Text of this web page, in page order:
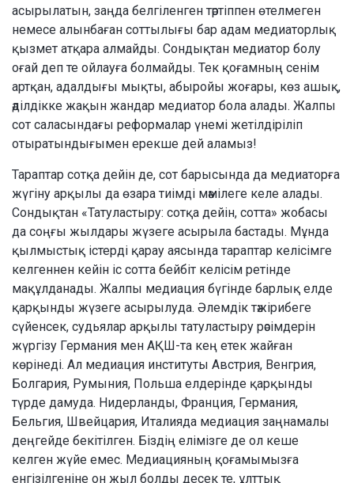
асырылатын, заңда белгіленген тәртіппен өтелмеген
немесе алынбаған соттылығы бар адам медиаторлық
қызмет атқара алмайды. Сондықтан медиатор болу
оғай деп те ойлауға болмайды. Тек қоғамның сенім
артқан, адалдығы мықты, абыройы жоғары, көз ашық,
әділдікке жақын жандар медиатор бола алады. Жалпы
сот саласындағы реформалар үнемі жетілдіріліп
отыратындығымен ерекше дей аламыз!
Тараптар сотқа дейін де, сот барысында да медиаторға
жүгіну арқылы да өзара тиімді мәмілеге келе алады.
Сондықтан «Татуластыру: сотқа дейін, сотта» жобасы
да соңғы жылдары жүзеге асырыла бастады. Мұнда
қылмыстық істерді қарау аясында тараптар келісімге
келгеннен кейін іс сотта бейбіт келісім ретінде
мақұлданады. Жалпы медиация бүгінде барлық елде
қарқынды жүзеге асырылуда. Әлемдік тәжірибеге
сүйенсек, судьялар арқылы татуластыру рәсімдерін
жүргізу Германия мен АҚШ-та кең етек жайған
көрінеді. Ал медиация институты Австрия, Венгрия,
Болгария, Румыния, Польша елдерінде қарқынды
түрде дамуда. Нидерланды, Франция, Германия,
Бельгия, Швейцария, Италияда медиация заңнамалы
деңгейде бекітілген. Біздің елімізге де ол кеше
келген жүйе емес. Медиацияның қоғамымызға
енгізілгеніне он жыл болды десек те, ұлттық